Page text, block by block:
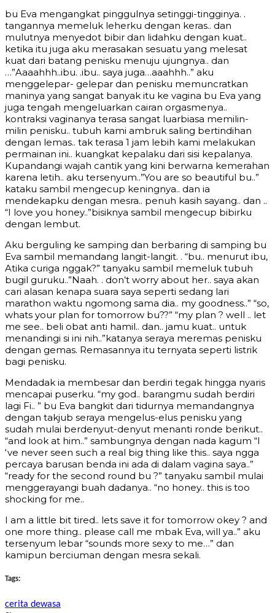
bu Eva mengangkat pinggulnya setinggi-tingginya. .
tangannya memeluk leherku dengan keras.. dan
mulutnya menyedot bibir dan lidahku dengan kuat..
ketika itu juga aku merasakan sesuatu yang melesat
kuat dari batang penisku menuju ujungnya.. dan
…”Aaaahhh..ibu. .ibu.. saya juga…aaahhh..” aku
menggelepar- gelepar dan penisku memuncratkan
maninya yang sangat banyak itu ke vagina bu Eva yang
juga tengah mengeluarkan cairan orgasmenya..
kontraksi vaginanya terasa sangat luarbiasa memilin-
milin penisku.. tubuh kami ambruk saling bertindihan
dengan lemas.. tak terasa 1 jam lebih kami melakukan
permainan ini.. kuangkat kepalaku dari sisi kepalanya.
Kupandangi wajah cantik yang kini berwarna kemerahan
karena letih.. aku tersenyum..”You are so beautiful bu..”
kataku sambil mengecup keningnya.. dan ia
mendekapku dengan mesra.. penuh kasih sayang.. dan ..
“I love you honey..”bisiknya sambil mengecup bibirku
dengan lembut.
Aku berguling ke samping dan berbaring di samping bu
Eva sambil memandang langit-langit. . “bu.. menurut ibu,
Atika curiga nggak?” tanyaku sambil memeluk tubuh
bugil guruku..”Naah. . don’t worry about her.. saya akan
cari alasan kenapa suara saya seperti sedang lari
marathon waktu ngomong sama dia.. my goodness..” “so,
whats your plan for tomorrow bu??” “my plan ? well .. let
me see.. beli obat anti hamil.. dan.. jamu kuat.. untuk
menandingi si ini nih..”katanya seraya meremas penisku
dengan gemas. Remasannya itu ternyata seperti listrik
bagi penisku.
Mendadak ia membesar dan berdiri tegak hingga nyaris
mencapai puserku. “my god.. barangmu sudah berdiri
lagi Fi.. ” bu Eva bangkit dari tidurnya memandangnya
dengan takjub seraya mengelus-elus penisku yang
sudah mulai berdenyut-denyut menanti ronde berikut..
“and look at him..” sambungnya dengan nada kagum “I
‘ve never seen such a real big thing like this.. saya ngga
percaya barusan benda ini ada di dalam vagina saya..”
“ready for the second round bu ?” tanyaku sambil mulai
menggerayangi buah dadanya.. “no honey.. this is too
shocking for me..
I am a little bit tired.. lets save it for tomorrow okey ? and
one more thing.. please call me mbak Eva, will ya..” aku
tersenyum lebar “sounds more sexy to me…” dan
kamipun berciuman dengan mesra sekali.
Tags:
cerita dewasa